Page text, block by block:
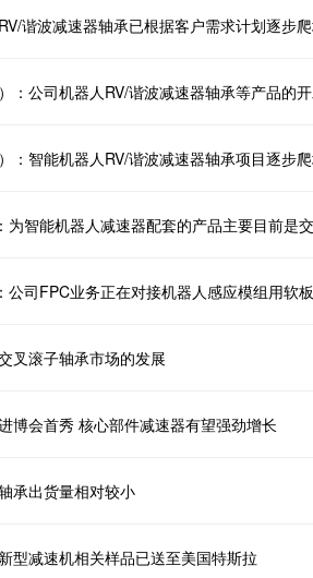
叉滚子轴承市场的发展
博会首秀 核心部件减速器有望强劲增长
承出货量相对较小
型减速机相关样品已送至美国特斯拉